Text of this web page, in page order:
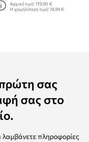
Αρχική τιμή: 119,90 €
Η χαμηλότερη τιμή: 74,99 €
σας
σας στο
λαμβάνετε πληροφορίες